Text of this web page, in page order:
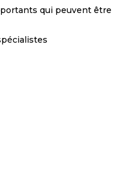
qui peuvent être